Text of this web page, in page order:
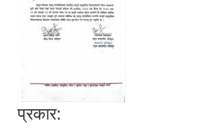
प्रकार: